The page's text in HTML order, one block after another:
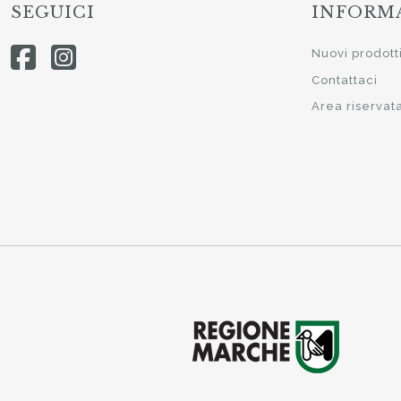
SEGUICI
Nuovi prodotti
Contattaci
Area